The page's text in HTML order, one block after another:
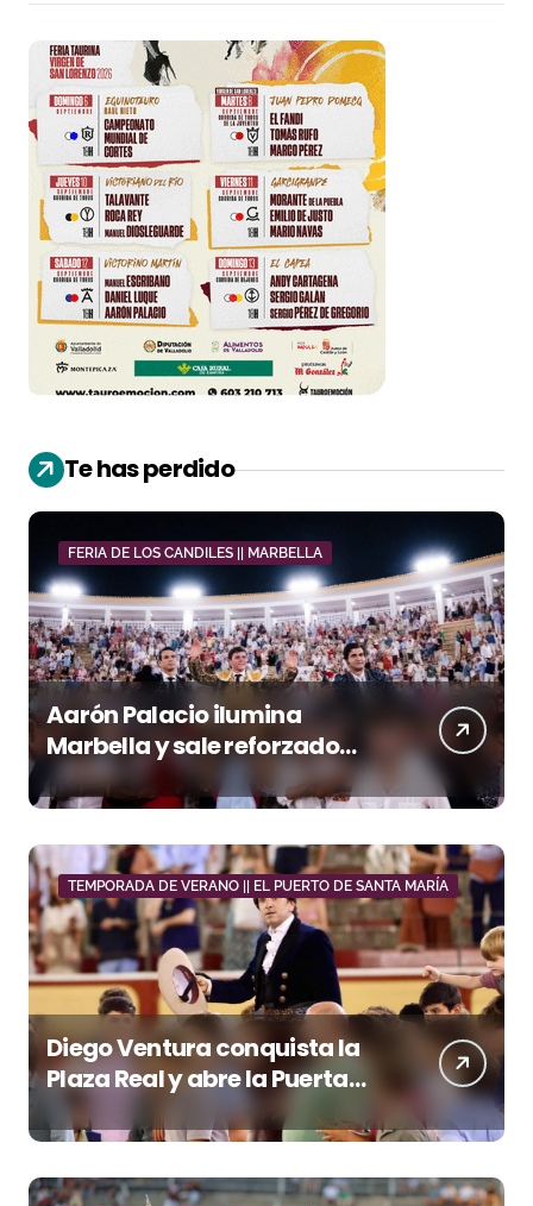
Te has perdido
FERIA DE LOS CANDILES || MARBELLA
Aarón Palacio ilumina
Marbella y sale reforzado
junto a Manzanares y
Morante
TEMPORADA DE VERANO || EL PUERTO DE SANTA MARÍA
Diego Ventura conquista la
Plaza Real y abre la Puerta
Grande en El Puerto